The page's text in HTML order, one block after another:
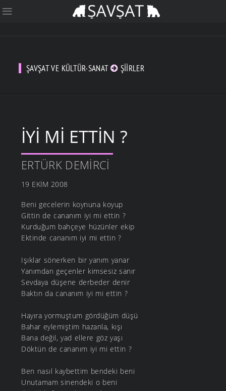
ŞAVŞAT VE KÜLTÜR-SANAT ŞIIRLER
İYI MI ETTIN ?
ERTÜRK DEMIRCI
19 EKIM 2008
Beni gecelerin koynuna koyup
Gittin de cananım iyi mi ettin ?
Kurduğum bahçeye hüzünler ekip
Ektinde cananım iyi mi ettin ?
Işıklar sönerken bir yanım yanar
Yanımdan geçenler kimsesiz sanır
Sevdaya düşene derbeder denir
Baktın da cananım iyi mi ettin ?
Hayıra yormuştum gördüğüm düşü
Bahar eylemiştim hazanla, kışı
Bana değil, yad ellere göz yaşı
Döktün de cananım iyi mi ettin ?
Ben nasıl kaybettim bendeki beni
Unutamam sinendeki o beni